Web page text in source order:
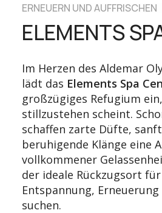
ERNEUERN UND AUFFRISCHEN
ELEMENTS
Im Herzen des Aldemar
lädt das Elements Spa
großzügiges Refugium
stillzustehen scheint.
schaffen zarte Düfte,
beruhigende Klänge eine
vollkommener
der ideale Rückzugsort
Entspannung, Erneuerung
suchen.